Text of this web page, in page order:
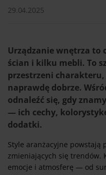
29.04.2025
Urządzanie wnętrza to
ścian i kilku mebli. To
przestrzeni
naprawdę dobrze.
odnaleźć się, gdy
— ich cechy,
dodatki.
Style aranżacyjne powstają
zmieniających się trendów.
emocje i atmosferę — od